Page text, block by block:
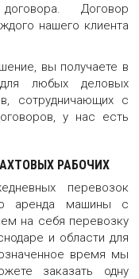
Договор
нашего клиента
вы получаете в
любых деловых
сотрудничающих с
у нас есть
РАБОЧИХ
перевозок
аренда машины с
на себя перевозку
и области для
время мы
заказать одну